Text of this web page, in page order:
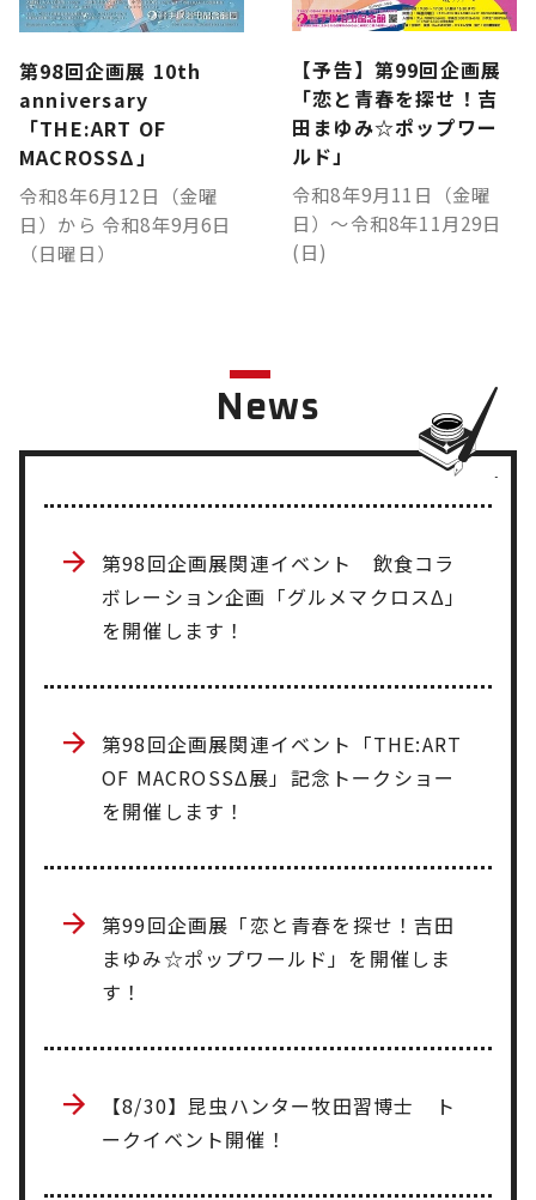
第98回企画展 10th
anniversary
「THE:ART OF
MACROSSΔ」
令和8年6月12日（金曜
日）から 令和8年9月6日
（日曜日）
【予告】第99回企画展
「恋と青春を探せ！吉
田まゆみ☆ポップワー
ルド」
令和8年9月11日（金曜
日）～令和8年11月29日
(日)
News
第98回企画展関連イベント 飲食コラ
ボレーション企画「グルメマクロスΔ」
を開催します！
第98回企画展関連イベント「THE:ART
OF MACROSSΔ展」記念トークショー
を開催します！
第99回企画展「恋と青春を探せ！吉田
まゆみ☆ポップワールド」を開催しま
す！
【8/30】昆虫ハンター牧田習博士 ト
ークイベント開催！